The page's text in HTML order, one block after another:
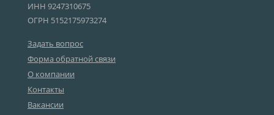
ИНН 9247310675
ОГРН 5152175973274
Задать вопрос
Форма обратной связи
О компании
Контакты
Вакансии